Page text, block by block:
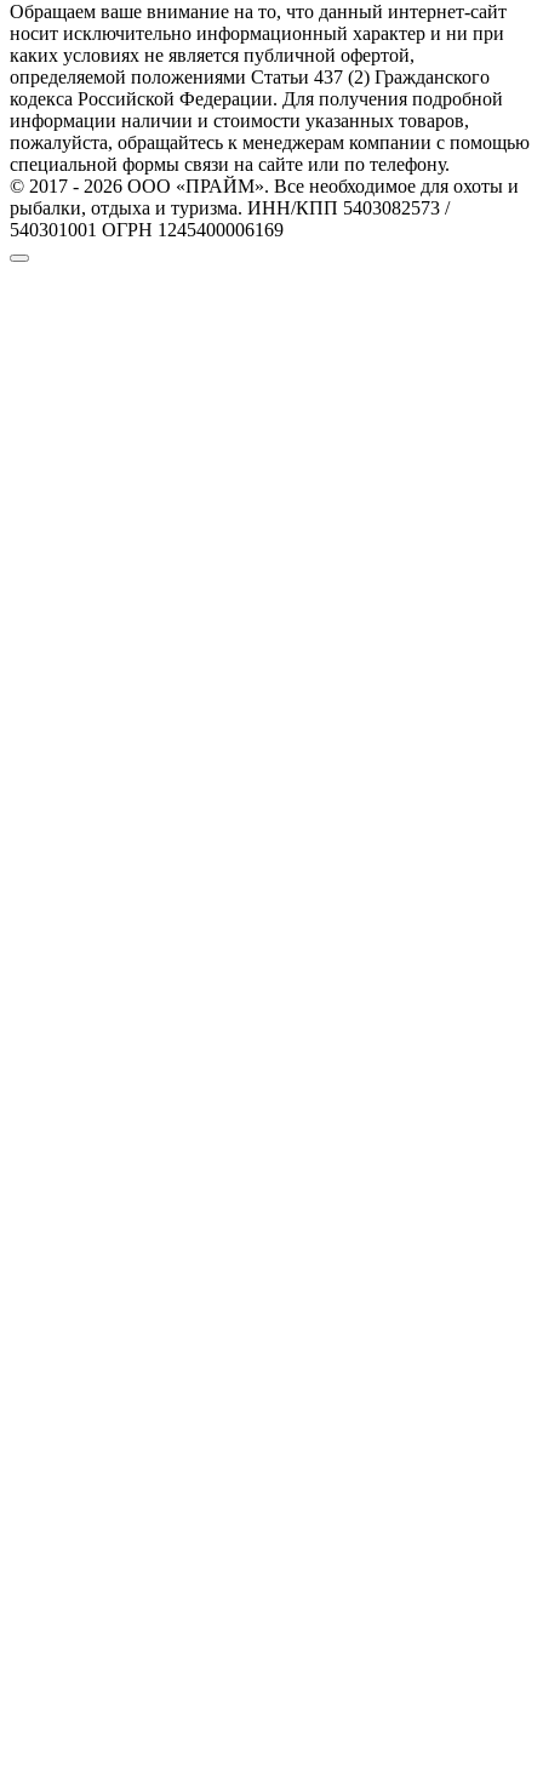
Обращаем ваше внимание на то, что данный интернет-сайт
носит исключительно информационный характер и ни при
каких условиях не является публичной офертой,
определяемой положениями Статьи 437 (2) Гражданского
кодекса Российской Федерации. Для получения подробной
информации наличии и стоимости указанных товаров,
пожалуйста, обращайтесь к менеджерам компании с помощью
специальной формы связи на сайте или по телефону.
© 2017 - 2026 ООО «ПРАЙМ». Все необходимое для охоты и
рыбалки, отдыха и туризма. ИНН/КПП 5403082573 /
540301001 ОГРН 1245400006169